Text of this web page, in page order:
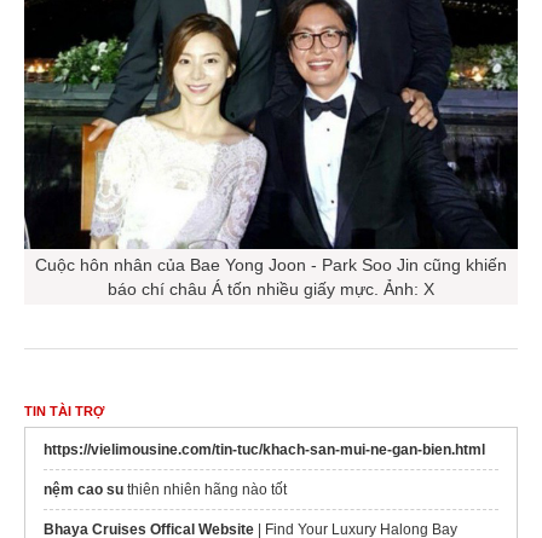
Cuộc hôn nhân của Bae Yong Joon - Park Soo Jin cũng khiến
báo chí châu Á tốn nhiều giấy mực. Ảnh: X
TIN TÀI TRỢ
https://vielimousine.com/tin-tuc/khach-san-mui-ne-gan-bien.html
nệm cao su thiên nhiên hãng nào tốt
Bhaya Cruises Offical Website | Find Your Luxury Halong Bay